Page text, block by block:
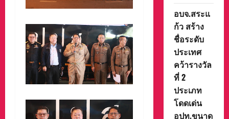
อบจ.สระแ
ก้ว สร้าง
ชื่อระดับ
ประเทศ
คว้ารางวัล
ที่ 2
ประเภท
โดดเด่น
อปท.ขนาด